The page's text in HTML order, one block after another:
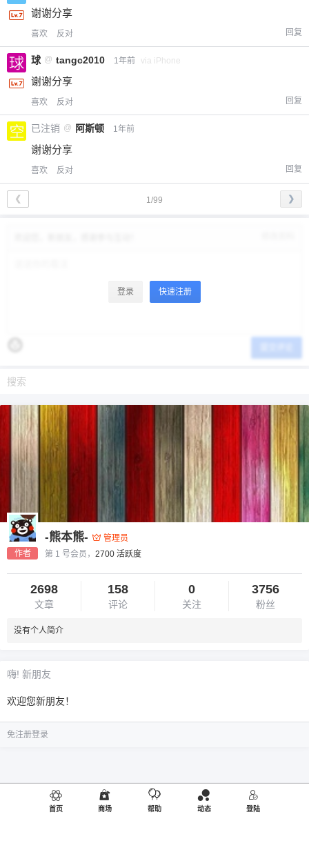
谢谢分享
喜欢 反对 回复
球 @ tangc2010 1年前 via iPhone
谢谢分享
喜欢 反对 回复
已注销 @ 阿斯顿 1年前
谢谢分享
喜欢 反对 回复
1/99
❮ ❯
登录 快速注册
作者
-熊本熊-
管理员
第 1 号会员， 2700 活跃度
2698
文章
158
评论
0
关注
3756
粉丝
没有个人简介
嗨! 新朋友
欢迎您新朋友！
免注册登录
首页 商场 帮助 动态 登陆